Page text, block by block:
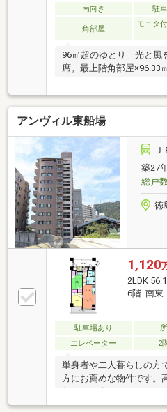
南向き 駐
角部屋
モニタ
96㎡超のゆとり 光と風
席。最上階角部屋×96.33
備えた開放的な住まいで
分・中学校徒歩10分と生
フォーム済みですが、自
の住まいを実現できるポ
アンヴィル東船場
築27
総戸
徳
1,120
2LDK
6階 南東
駐車場あり
エレベーター
2
単身者や二人暮らしの方
方にお薦めな物件です。
す。●６階 ２ＬＤＫタ